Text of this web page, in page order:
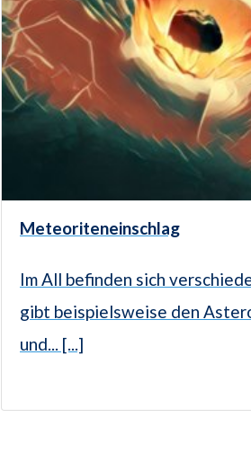
Meteoriteneinschlag
Im All befinden sich
gibt beispielsweise den
und... [...]